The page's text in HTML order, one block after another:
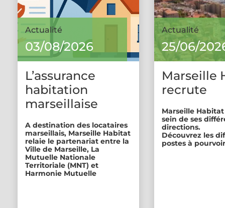
Actualité
03/08/2026
L’assurance
habitation
marseillaise
A destination des locataires
marseillais, Marseille Habitat
relaie le partenariat entre la
Ville de Marseille, La
Mutuelle Nationale
Territoriale (MNT) et
Harmonie Mutuelle
Actualité
25/06/
Marseille
recrute
Marseille
sein de ses
directions.
Découvrez les
postes à